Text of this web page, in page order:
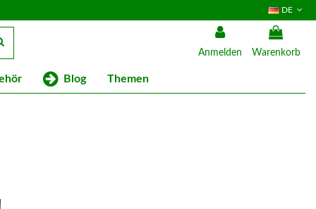
DE
Anmelden Warenkorb
Blog Themen